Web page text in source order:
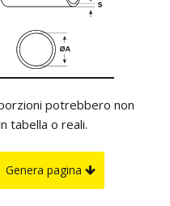
potrebbero non
tabella o reali.
Genera pagina